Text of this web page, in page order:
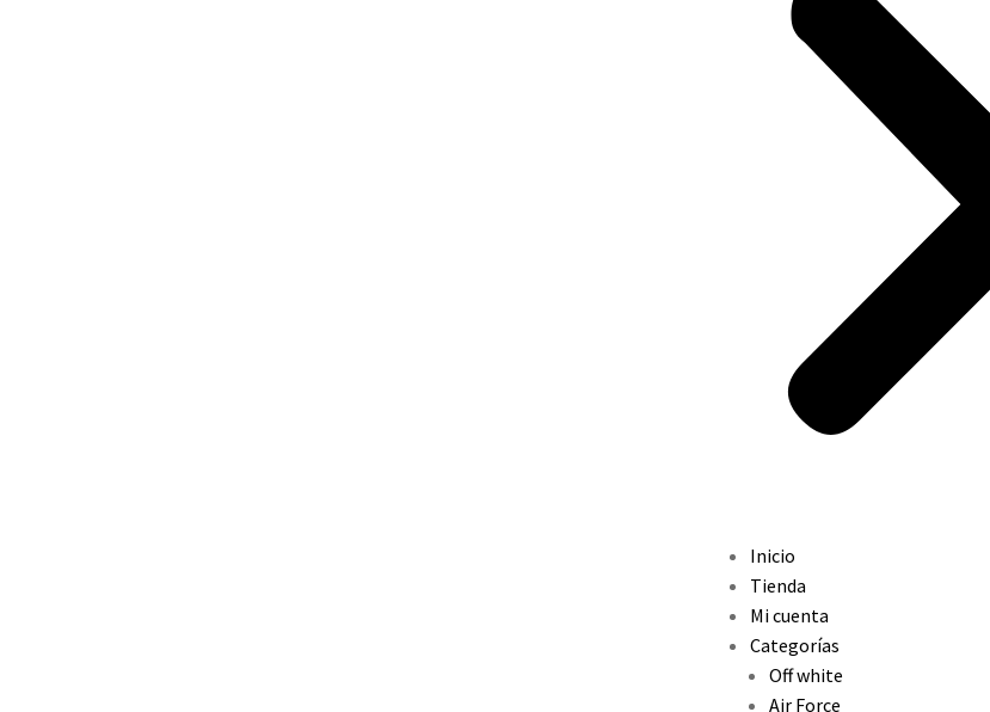
Inicio
Tienda
Mi cuenta
Categorías
Off white
Air Force